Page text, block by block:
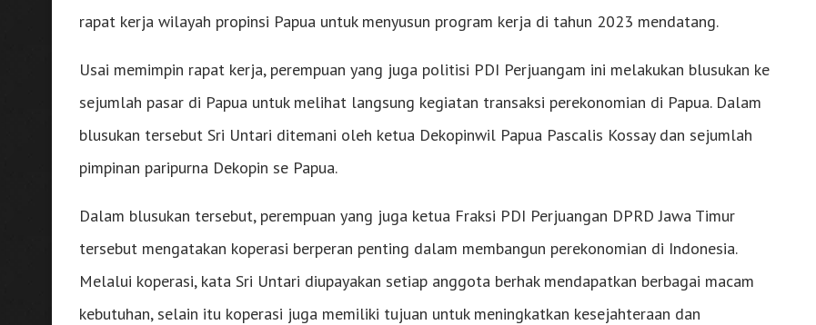
rapat kerja wilayah propinsi Papua untuk menyusun program kerja di tahun 2023 mendatang.
Usai memimpin rapat kerja, perempuan yang juga politisi PDI Perjuangam ini melakukan blusukan ke
sejumlah pasar di Papua untuk melihat langsung kegiatan transaksi perekonomian di Papua. Dalam
blusukan tersebut Sri Untari ditemani oleh ketua Dekopinwil Papua Pascalis Kossay dan sejumlah
pimpinan paripurna Dekopin se Papua.
Dalam blusukan tersebut, perempuan yang juga ketua Fraksi PDI Perjuangan DPRD Jawa Timur
tersebut mengatakan koperasi berperan penting dalam membangun perekonomian di Indonesia.
Melalui koperasi, kata Sri Untari diupayakan setiap anggota berhak mendapatkan berbagai macam
kebutuhan, selain itu koperasi juga memiliki tujuan untuk meningkatkan kesejahteraan dan